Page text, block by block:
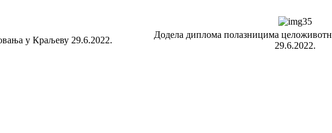
у Краљеву 29.6.2022.
Додела диплома полазницима
29.6.2022.